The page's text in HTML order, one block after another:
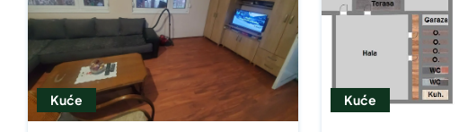
Kuće Kuće